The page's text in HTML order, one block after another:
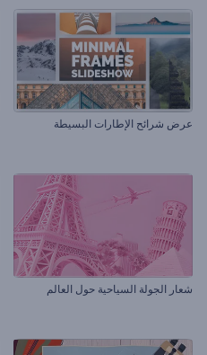
عرض شرائح الإطارات البسيطة
شعار الجولة السياحية حول العالم